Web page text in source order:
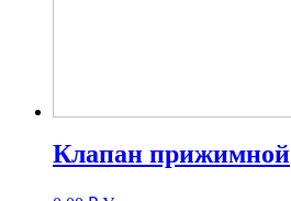
Клапан прижимной